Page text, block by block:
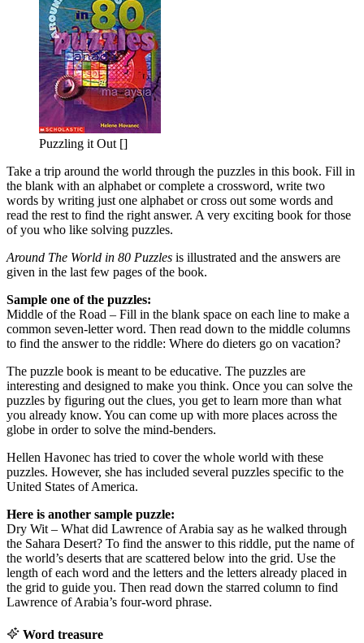
Puzzling it Out []
Take a trip around the world through the puzzles in this book. Fill in
the blank with an alphabet or complete a crossword, write two
words by writing just one alphabet or cross out some words and
read the rest to find the right answer. A very exciting book for those
of you who like solving puzzles.
Around The World in 80 Puzzles is illustrated and the answers are
given in the last few pages of the book.
Sample one of the puzzles:
Middle of the Road – Fill in the blank space on each line to make a
common seven-letter word. Then read down to the middle columns
to find the answer to the riddle: Where do dieters go on vacation?
The puzzle book is meant to be educative. The puzzles are
interesting and designed to make you think. Once you can solve the
puzzles by figuring out the clues, you get to learn more than what
you already know. You can come up with more places across the
globe in order to solve the mind-benders.
Hellen Havonec has tried to cover the whole world with these
puzzles. However, she has included several puzzles specific to the
United States of America.
Here is another sample puzzle:
Dry Wit – What did Lawrence of Arabia say as he walked through
the Sahara Desert? To find the answer to this riddle, put the name of
the world’s deserts that are scattered below into the grid. Use the
length of each word and the letters and the letters already placed in
the grid to guide you. Then read down the starred column to find
Lawrence of Arabia’s four-word phrase.
Word treasure